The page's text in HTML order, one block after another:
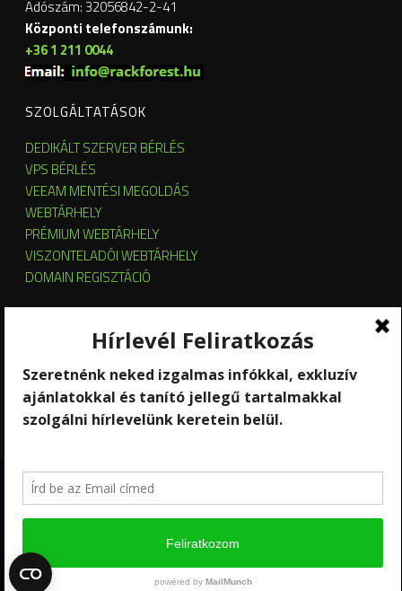
Adószám: 32056842-2-41
Központi telefonszámunk:
+36 1 211 0044
SZOLGÁLTATÁSOK
DEDIKÁLT SZERVER BÉRLÉS
VPS BÉRLÉS
VEEAM MENTÉSI MEGOLDÁS
WEBTÁRHELY
PRÉMIUM WEBTÁRHELY
VISZONTELADÓI WEBTÁRHELY
DOMAIN REGISZTÁCIÓ
SZERVER ÜZEMELTETÉS
SZOFTVERBÉRLÉS
STREAMING
Copyright 2026 © RackForest
Szolgáltatások
Kapcsolat
Ügyfél-elégedettség mérés